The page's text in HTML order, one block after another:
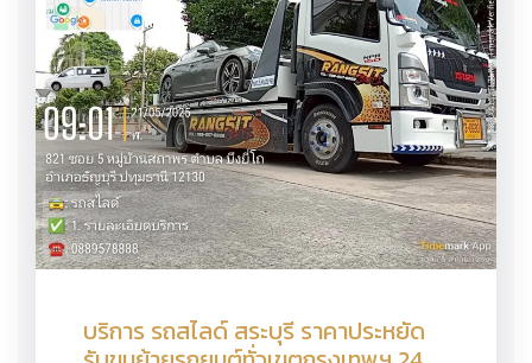
บริการ รถสไลด์ สระบุรี ราคาประหยัด